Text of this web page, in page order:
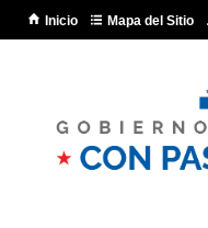
Inicio Mapa del Sitio